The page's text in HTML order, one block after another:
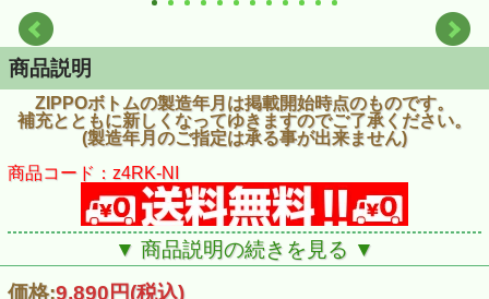
商品説明
ZIPPOボトムの製造年月は掲載開始時点のものです。
補充とともに新しくなってゆきますのでご了承ください。
(製造年月のご指定は承る事が出来ません)
商品コード：z4RK-NI
▼ 商品説明の続きを見る ▼
価格:9,890円(税込)